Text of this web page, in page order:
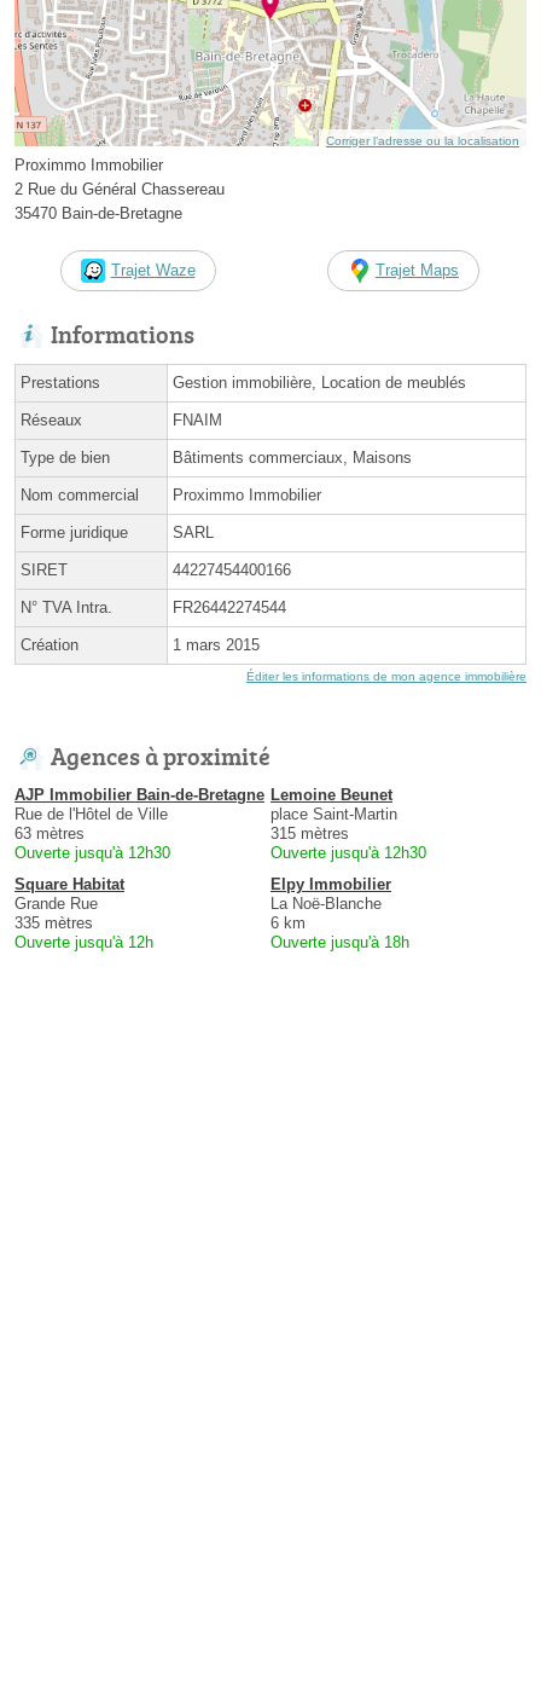
Corriger l’adresse ou la localisation
Proximmo Immobilier
2 Rue du Général Chassereau
35470 Bain-de-Bretagne
Trajet Waze Trajet Maps
Informations
Prestations Gestion immobilière, Location de meublés
Réseaux FNAIM
Type de bien Bâtiments commerciaux, Maisons
Nom commercial Proximmo Immobilier
Forme juridique SARL
SIRET 44227454400166
N° TVA Intra. FR26442274544
Création 1 mars 2015
Éditer les informations de mon agence immobilière
Agences à proximité
AJP Immobilier Bain-de-Bretagne
Rue de l'Hôtel de Ville
63 mètres
Ouverte jusqu'à 12h30
Lemoine Beunet
place Saint-Martin
315 mètres
Ouverte jusqu'à 12h30
Square Habitat
Grande Rue
335 mètres
Ouverte jusqu'à 12h
Elpy Immobilier
La Noë-Blanche
6 km
Ouverte jusqu'à 18h